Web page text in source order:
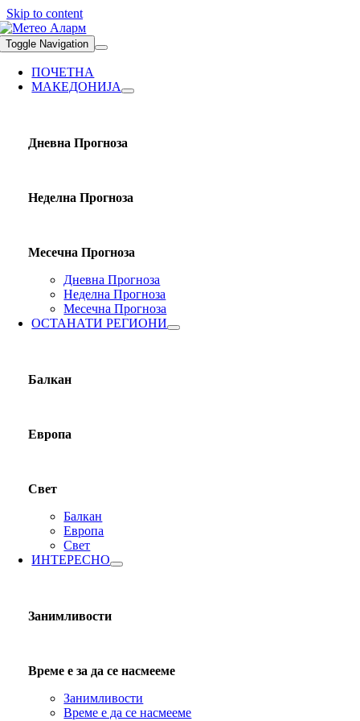
Skip to content
Toggle Navigation
ПОЧЕТНА
МАКЕДОНИЈА
Дневна Прогноза
Неделна Прогноза
Месечна Прогноза
Дневна Прогноза
Неделна Прогноза
Месечна Прогноза
ОСТАНАТИ РЕГИОНИ
Балкан
Европа
Свет
Балкан
Европа
Свет
ИНТЕРЕСНО
Занимливости
Време е за да се насмееме
Занимливости
Време е да се насмееме